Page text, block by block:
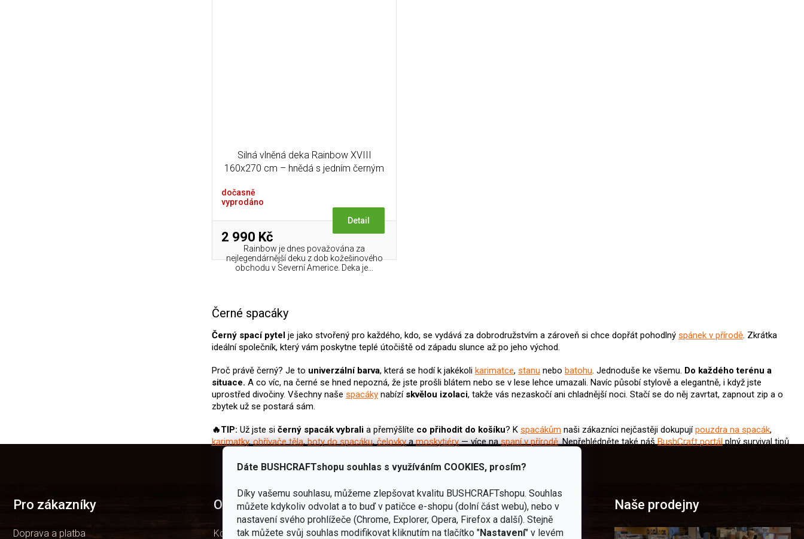
Dáte BUSHCRAFTshopu souhlas s využíváním COOKIES, prosím?
Díky vašemu souhlasu, můžeme zlepšovat kvalitu BUSHCRAFTshopu. Souhlas
můžete kdykoliv odvolat a to buď v patičce e-shopu (dolní část webu), nebo v
nastavení svého prohlížeče (Chrome, Explorer, Opera, Firefox a další). Stejně
tak můžete svůj souhlas modifikovat kliknutím na tlačítko "Nastavení" v levém
Silná vlněná deka Rainbow XVIII
160x270 cm – hnědá s jedním černým
dočasně
vyprodáno
2 990 Kč
Detail
Rainbow je dnes považována za
nejlegendárnější deku z dob kožešinového
obchodu v Severní Americe. Deka je...
d
a
í
p
r
y
v
p
s
u
Černé spacáky
Černý spací pytel je jako stvořený pro každého, kdo, se vydává za dobrodružstvím a zároveň si chce dopřát pohodlný spánek v přírodě. Zkrátka
ideální společník, který vám poskytne teplé útočiště od západu slunce až po jeho východ.
Proč právě černý? Je to univerzální barva, která se hodí k jakékoli karimatce, stanu nebo batohu. Jednoduše ke všemu. Do každého terénu a
situace. A co víc, na černé se hned nepozná, že jste prošli blátem nebo se v lese lehce umazali. Navíc působí stylově a elegantně, i když jste
uprostřed divočiny. Všechny naše spacáky nabízí skvělou izolaci, takže vás nezaskočí ani chladnější noci. Stačí se do něj zavrtat, zapnout zip a o
zbytek už se postará sám.
🔥TIP: Už jste si černý spacák vybrali a přemýšlíte co přihodit do košíku? K spacákům naši zákazníci nejčastěji dokupujípouzdra na spacák,
karimatky,ohřívače těla,boty do spacáku,čelovkyamoskytiéry— více naspaní v přírodě. Nepřehlédněte také nášBushCraft portálplný survival tipů.
Pro zákazníky
Doprava a platba
O nás
Kdo jsme
Potřebujete poradit?
(+420)605 011 644
Naše prodejny